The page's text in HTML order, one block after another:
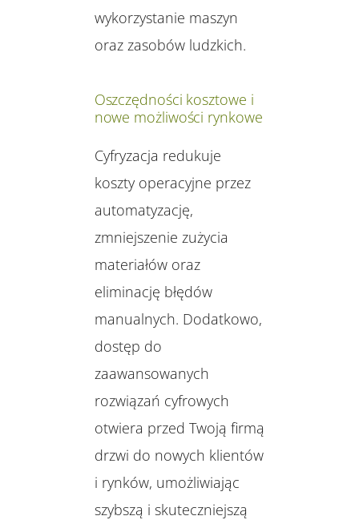
wykorzystanie maszyn
oraz zasobów ludzkich.
Oszczędności kosztowe i
nowe możliwości rynkowe
Cyfryzacja redukuje
koszty operacyjne przez
automatyzację,
zmniejszenie zużycia
materiałów oraz
eliminację błędów
manualnych. Dodatkowo,
dostęp do
zaawansowanych
rozwiązań cyfrowych
otwiera przed Twoją firmą
drzwi do nowych klientów
i rynków, umożliwiając
szybszą i skuteczniejszą